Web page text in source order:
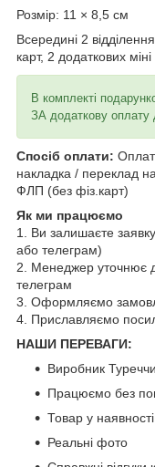
Розмір: 11 × 8,5 см
Всередині 2
карт, 2 додаткових
В комплекті
ЗА додаткову оплату
Спосіб оплати:
накладка / переклад
ФЛП (без фіз.карт)
Як ми працюємо
1. Ви залишаєте
або телеграм)
2. Менеджер уточнює
телеграм
3. Оформляємо
4. Приславляємо
НАШИ ПЕРЕВАГИ:
Виробник
Працюємо без
Товар у наявності
Реальні фото